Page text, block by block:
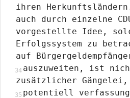
ihren
auch durch einzelne
vorgestellte Idee,
Erfolgssystem zu
auf
auszuweiten, ist
zusätzlicher Gängelei,
potentiell